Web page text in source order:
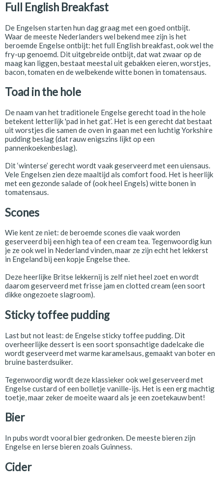
Full English Breakfast
De Engelsen starten hun dag graag met een goed ontbijt.
Waar de meeste Nederlanders wel bekend mee zijn is het
beroemde Engelse ontbijt: het full English breakfast, ook wel the
fry-up genoemd. Dit uitgebreide ontbijt, dat wat zwaar op de
maag kan liggen, bestaat meestal uit gebakken eieren, worstjes,
bacon, tomaten en de welbekende witte bonen in tomatensaus.
Toad in the hole
De naam van het traditionele Engelse gerecht toad in the hole
betekent letterlijk 'pad in het gat’. Het is een gerecht dat bestaat
uit worstjes die samen de oven in gaan met een luchtig Yorkshire
pudding beslag (dat rauw enigszins lijkt op een
pannenkoekenbeslag).
Dit ‘winterse’ gerecht wordt vaak geserveerd met een uiensaus.
Vele Engelsen zien deze maaltijd als comfort food. Het is heerlijk
met een gezonde salade of (ook heel Engels) witte bonen in
tomatensaus.
Scones
Wie kent ze niet: de beroemde scones die vaak worden
geserveerd bij een high tea of een cream tea. Tegenwoordig kun
je ze ook wel in Nederland vinden, maar ze zijn echt het lekkerst
in Engeland bij een kopje Engelse thee.
Deze heerlijke Britse lekkernij is zelf niet heel zoet en wordt
daarom geserveerd met frisse jam en clotted cream (een soort
dikke ongezoete slagroom).
Sticky toffee pudding
Last but not least: de Engelse sticky toffee pudding. Dit
overheerlijke dessert is een soort sponsachtige dadelcake die
wordt geserveerd met warme karamelsaus, gemaakt van boter en
bruine basterdsuiker.
Tegenwoordig wordt deze klassieker ook wel geserveerd met
Engelse custard of een bolletje vanille-ijs. Het is een erg machtig
toetje, maar zeker de moeite waard als je een zoetekauw bent!
Bier
In pubs wordt vooral bier gedronken. De meeste bieren zijn
Engelse en Ierse bieren zoals Guinness.
Cider